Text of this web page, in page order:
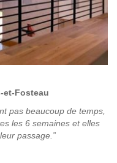
et-Fosteau
pas beaucoup de temps,
les 6 semaines et elles
passage.”